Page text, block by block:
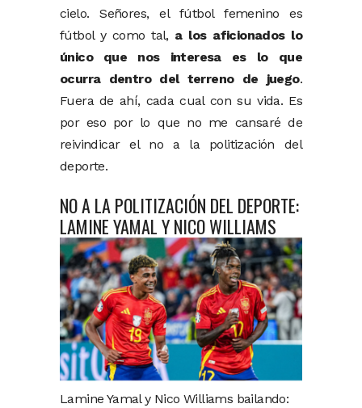
cielo. Señores, el fútbol femenino es
fútbol y como tal, a los aficionados lo
único que nos interesa es lo que
ocurra dentro del terreno de juego.
Fuera de ahí, cada cual con su vida. Es
por eso por lo que no me cansaré de
reivindicar el no a la politización del
deporte.
NO A LA POLITIZACIÓN DEL DEPORTE:
LAMINE YAMAL Y NICO WILLIAMS
Lamine Yamal y Nico Williams bailando: